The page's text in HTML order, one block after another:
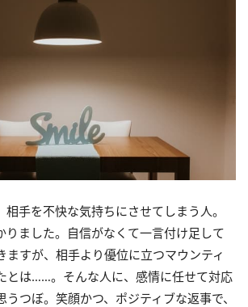
相手を不快な気持ちにさせてしまう人。
りました。自信がなくて一言付け足して
ますが、相手より優位に立つマウンティ
とは……。そんな人に、感情に任せて対応
うつぼ。笑顔かつ、ポジティブな返事で、